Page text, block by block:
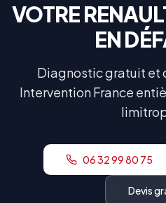
VOTRE
EN
Diagnostic gratuit et
Intervention France
06 32 99 80 75
Devis